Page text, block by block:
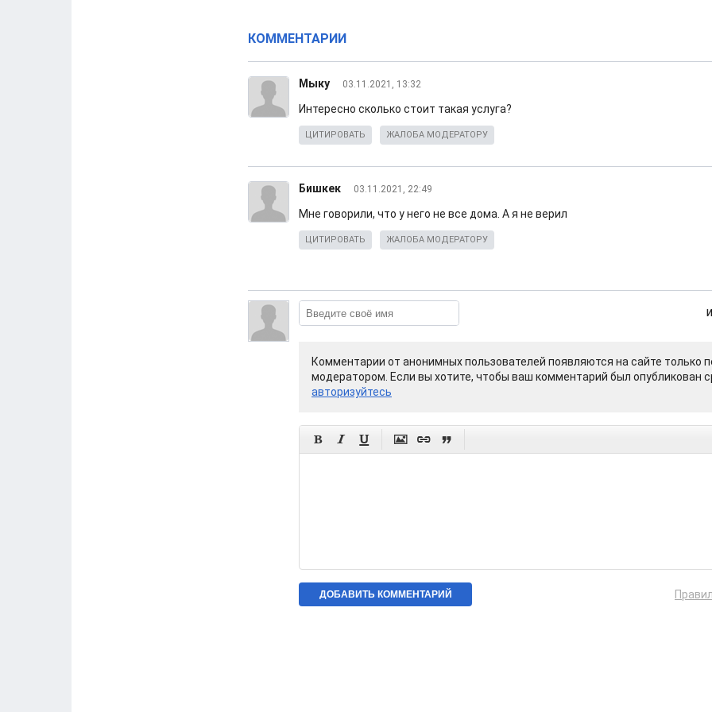
КОММЕНТАРИИ
Мыку 03.11.2021, 13:32
Интересно сколько стоит такая услуга?
ЦИТИРОВАТЬ ЖАЛОБА МОДЕРАТОРУ
Бишкек 03.11.2021, 22:49
Мне говорили, что у него не все дома. А я не верил
ЦИТИРОВАТЬ ЖАЛОБА МОДЕРАТОРУ
Комментарии от анонимных пользователей появляются на сайте только
модератором. Если вы хотите, чтобы ваш комментарий был опубликован
авторизуйтесь
     